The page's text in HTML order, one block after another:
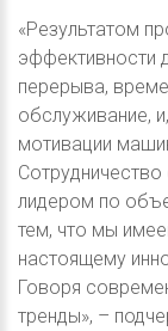
«Результатом
эффективности
перерыва,
обслуживание,
мотивации
лидером по
тем, что мы
настоящему
Говоря
тренды», –